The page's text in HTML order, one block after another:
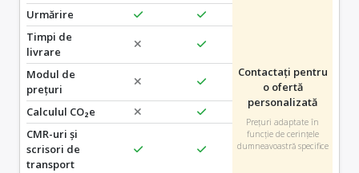
Contactați pentru
o ofertă
personalizată
Prețuri adaptate în
funcție de cerințele
dumneavoastră specifice
Urmărire
Timpi de
livrare
Modul de
prețuri
Calculul CO₂e
CMR-uri și
scrisori de
transport